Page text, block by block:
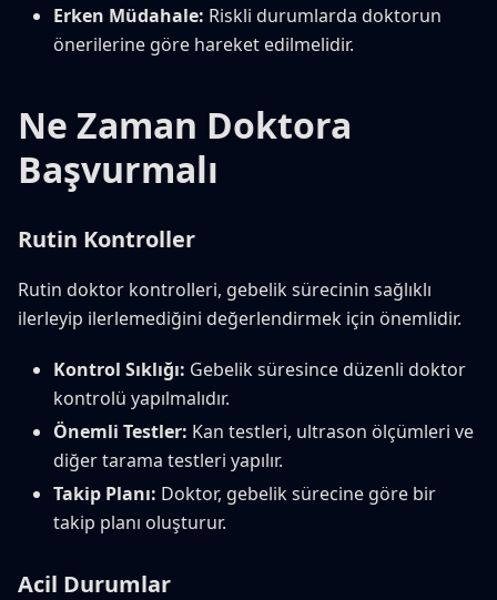
Erken Müdahale: Riskli durumlarda doktorun
önerilerine göre hareket edilmelidir.
Ne Zaman Doktora
Başvurmalı
Rutin Kontroller
Rutin doktor kontrolleri, gebelik sürecinin sağlıklı
ilerleyip ilerlemediğini değerlendirmek için önemlidir.
Kontrol Sıklığı: Gebelik süresince düzenli doktor
kontrolü yapılmalıdır.
Önemli Testler: Kan testleri, ultrason ölçümleri ve
diğer tarama testleri yapılır.
Takip Planı: Doktor, gebelik sürecine göre bir
takip planı oluşturur.
Acil Durumlar